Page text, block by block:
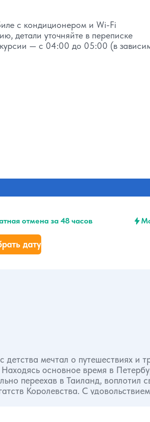
с кондиционером и Wi-Fi
детали уточняйте в переписке
— с 04:00 до 05:00 (в
отмена за 48 часов
дату
мечтал о путешествиях и
основное время в
переехав в Таиланд, воплотил
Королевства. С